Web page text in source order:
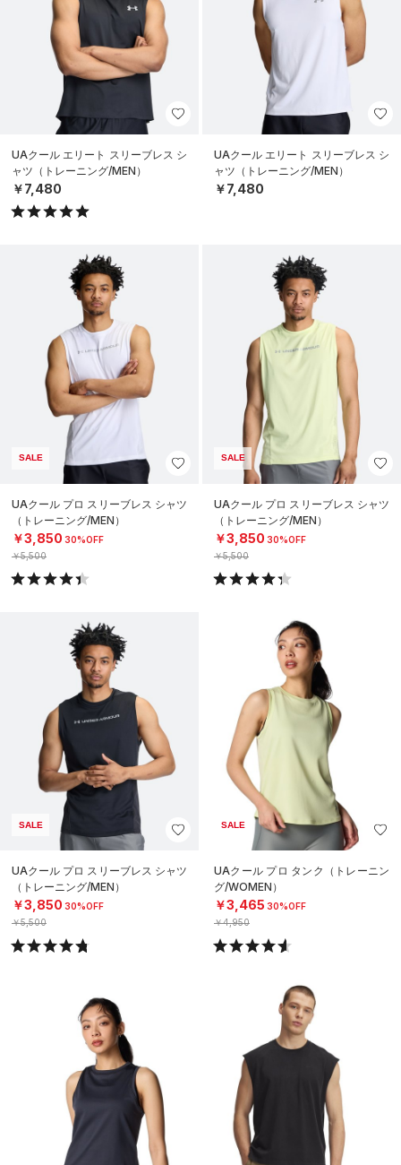
UAクール エリート スリーブレス シ
ャツ（トレーニング/MEN）
￥7,480
UAクール エリート スリーブレス シ
ャツ（トレーニング/MEN）
￥7,480
SALE
UAクール プロ スリーブレス シャツ
（トレーニング/MEN）
￥3,850 30%OFF
￥5,500
SALE
UAクール プロ スリーブレス シャツ
（トレーニング/MEN）
￥3,850 30%OFF
￥5,500
SALE
UAクール プロ スリーブレス シャツ
（トレーニング/MEN）
￥3,850 30%OFF
￥5,500
SALE
UAクール プロ タンク（トレーニン
グ/WOMEN）
￥3,465 30%OFF
￥4,950